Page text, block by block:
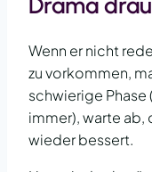
Wenn er nicht
zu vorkommen,
schwierige Phase
immer), warte ab,
wieder bessert.